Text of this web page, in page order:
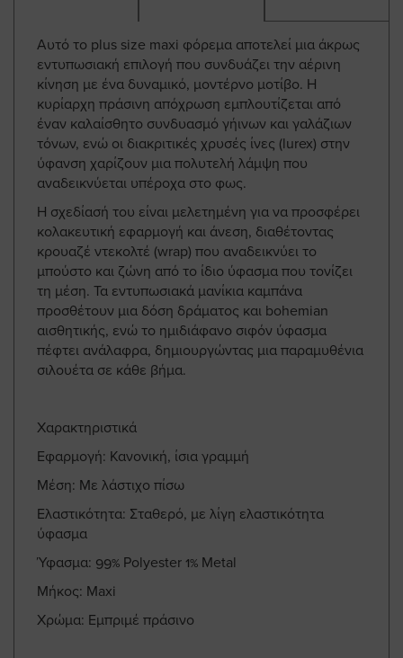
Αυτό το plus size maxi φόρεμα αποτελεί μια άκρως
εντυπωσιακή επιλογή που συνδυάζει την αέρινη
κίνηση με ένα δυναμικό, μοντέρνο μοτίβο. Η
κυρίαρχη πράσινη απόχρωση εμπλουτίζεται από
έναν καλαίσθητο συνδυασμό γήινων και γαλάζιων
τόνων, ενώ οι διακριτικές χρυσές ίνες (lurex) στην
ύφανση χαρίζουν μια πολυτελή λάμψη που
αναδεικνύεται υπέροχα στο φως.
Η σχεδίασή του είναι μελετημένη για να προσφέρει
κολακευτική εφαρμογή και άνεση, διαθέτοντας
κρουαζέ ντεκολτέ (wrap) που αναδεικνύει το
μπούστο και ζώνη από το ίδιο ύφασμα που τονίζει
τη μέση. Τα εντυπωσιακά μανίκια καμπάνα
προσθέτουν μια δόση δράματος και bohemian
αισθητικής, ενώ το ημιδιάφανο σιφόν ύφασμα
πέφτει ανάλαφρα, δημιουργώντας μια παραμυθένια
σιλουέτα σε κάθε βήμα.
Χαρακτηριστικά
Εφαρμογή: Κανονική, ίσια γραμμή
Μέση: Με λάστιχο πίσω
Ελαστικότητα: Σταθερό, με λίγη ελαστικότητα
ύφασμα
Ύφασμα: 99% Polyester 1% Metal
Μήκος: Maxi
Χρώμα: Εμπριμέ πράσινο